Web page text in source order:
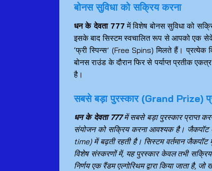
बोनस सुविधा को सक्रिय करना
धन के देवता 777 में विशेष बोनस सुविधा को
इसके बाद सिस्टम स्वचालित रूप से आपको एक
‘फ्री स्पिन्स’ (Free Spins) मिलते हैं। प्रत्येक
बोनस राउंड के दौरान फिर से पर्याप्त प्रतीक
है।
सबसे बड़ा पुरस्कार (Grand Prize)
धन के देवता 777में सबसे बड़ा पुरस्कार प्राप्त
संयोजन को सक्रिय करना आवश्यक है। जैकपॉट
time) में बढ़ती रहती है। सिस्टम वर्तमान
विशेष संस्करणों में, यह पुरस्कार केवल तभी
निर्णय एक रैंडम एल्गोरिथम द्वारा किया जाता है,